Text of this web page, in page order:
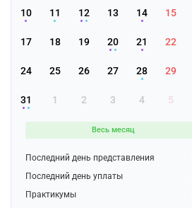
10 11 12 13 14 15
17 18 19 20 21 22
24 25 26 27 28 29
31 1 2 3 4 5
Весь месяц
Последний день представления
Последний день уплаты
Практикумы